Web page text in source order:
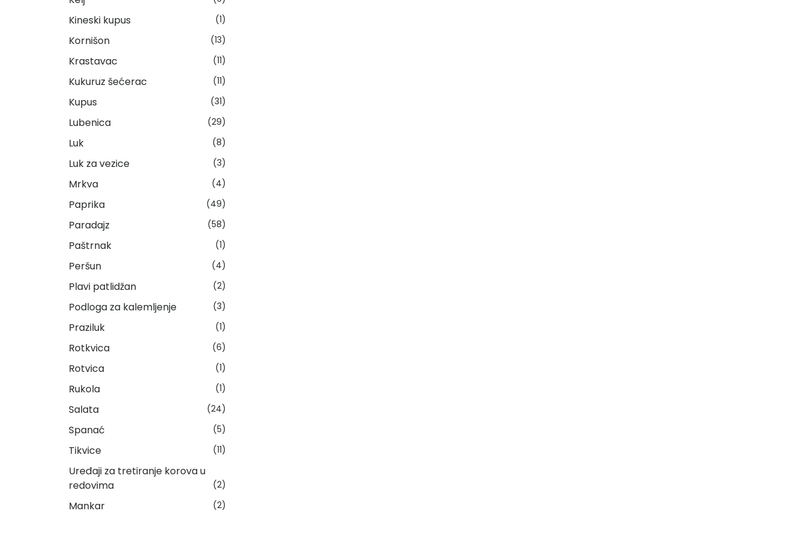
Kineski kupus (1)
Kornišon (13)
Krastavac (11)
Kukuruz šećerac (11)
Kupus (31)
Lubenica (29)
Luk (8)
Luk za vezice (3)
Mrkva (4)
Paprika (49)
Paradajz (58)
Paštrnak (1)
Peršun (4)
Plavi patlidžan (2)
Podloga za kalemljenje (3)
Praziluk (1)
Rotkvica (6)
Rotvica (1)
Rukola (1)
Salata (24)
Spanać (5)
Tikvice (11)
Uređaji za tretiranje korova u
redovima
(2)
Mankar (2)